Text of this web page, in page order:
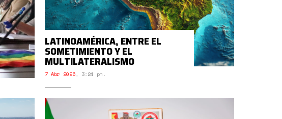
LATINOAMÉRICA, ENTRE EL
SOMETIMIENTO Y EL
MULTILATERALISMO
7 Abr 2026, 3:24 pm.